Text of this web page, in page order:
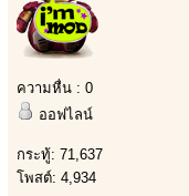
ความหื่น : 0
ออฟไลน์
กระทู้: 71,637
โพสต์: 4,934